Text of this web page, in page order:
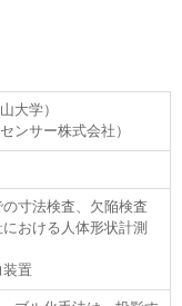
大学）
ンサー株式会社）
寸法検査、欠陥検査
おける人体形状計測
装置